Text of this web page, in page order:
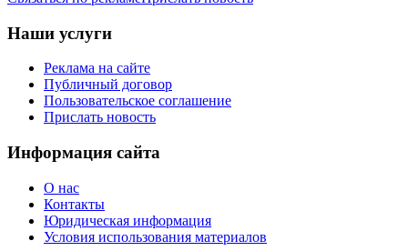
Наши услуги
Реклама на сайте
Публичный договор
Пользовательское соглашение
Прислать новость
Информация сайта
О нас
Контакты
Юридическая информация
Условия использования материалов